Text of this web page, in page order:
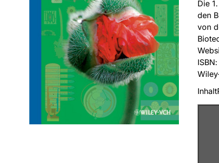
Die
den
von
Inhalt